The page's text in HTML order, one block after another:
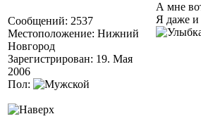
Сообщений: 2537
Местоположение: Нижний
Новгород
Зарегистрирован: 19. Мая
2006
Пол:
А мне
Я даже и